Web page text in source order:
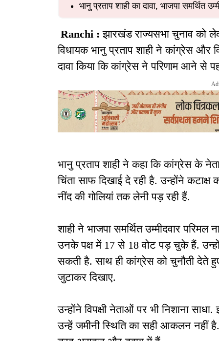
भानु प्रताप शाही का दावा, भाजपा समर्थित
Ranchi :झारखंड राज्यसभा चुनाव को
विधायक भानु प्रताप शाही ने कांग्रेस और
दावा किया कि कांग्रेस ने परिणाम आने से
भानु प्रताप शाही ने कहा कि कांग्रेस के
चिंता साफ दिखाई दे रही है. उन्होंने
नींद की गोलियां तक लेनी पड़ रही हैं.
शाही ने भाजपा समर्थित उम्मीदवार
उनके पक्ष में 17 से 18 वोट पड़ चुके हैं.
सकती है. साथ ही कांग्रेस को चुनौती देते
जुटाकर दिखाए.
उन्होंने विपक्षी नेताओं पर भी निशाना
उन्हें जमीनी स्थिति का सही आकलन नहीं है.